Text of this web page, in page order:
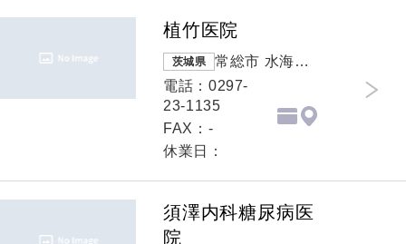
植竹医院
茨城県
常総市 水海道
宝町2841
電話：0297-
23-1135
FAX：-
休業日：
須澤内科糖尿病医
院